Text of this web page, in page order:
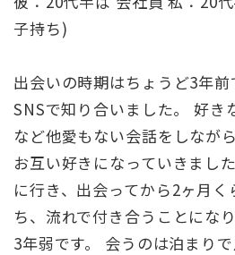
子持ち)
出会いの時期はちょうど3年
SNSで知り合いました。 好き
など他愛もない会話をしなが
お互い好きになっていきまし
に行き、出会ってから2ヶ月
ち、流れで付き合うことにな
3年弱です。 会うのは泊まり